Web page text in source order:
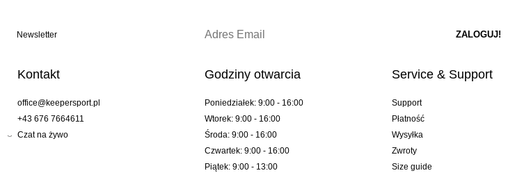
Newsletter
Kontakt
office@keepersport.pl
+43 676 7664611
Czat na żywo
Godziny otwarcia
Poniedziałek: 9:00 - 16:00
Wtorek: 9:00 - 16:00
Środa: 9:00 - 16:00
Czwartek: 9:00 - 16:00
Piątek: 9:00 - 13:00
Service & Support
Support
Płatność
Wysyłka
Zwroty
Size guide